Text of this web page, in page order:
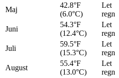
Maj
42.8°F
(6.0°C)
Let
regn
Juni
54.3°F
(12.4°C)
Let
regn
Juli
59.5°F
(15.3°C)
Let
regn
August
55.4°F
(13.0°C)
Let
regn